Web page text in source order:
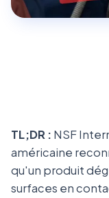
TL;DR : NSF
américaine
qu'un produit
surfaces en